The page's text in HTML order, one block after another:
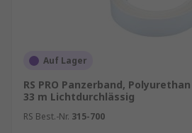
Auf Lager
RS PRO Panzerband,
33 m Lichtdurchlässig
RS Best.-Nr. 315-700